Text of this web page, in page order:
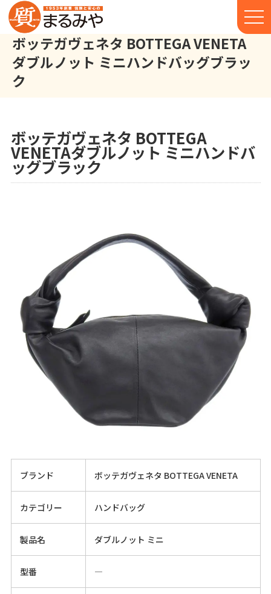
ボッテガヴェネタ BOTTEGA VENETA
ダブルノット ミニハンドバッグブラッ
ク
ボッテガヴェネタ BOTTEGA
VENETAダブルノット ミニハンドバ
ッグブラック
ブランド ボッテガヴェネタ BOTTEGA VENETA
カテゴリー ハンドバッグ
製品名 ダブルノット ミニ
型番 ―